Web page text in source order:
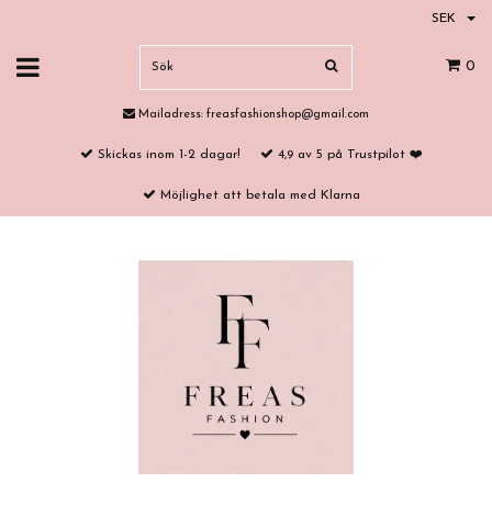
SEK
0
Mailadress: freasfashionshop@gmail.com
Skickas inom 1-2 dagar! 4,9 av 5 på Trustpilot ❤️
Möjlighet att betala med Klarna